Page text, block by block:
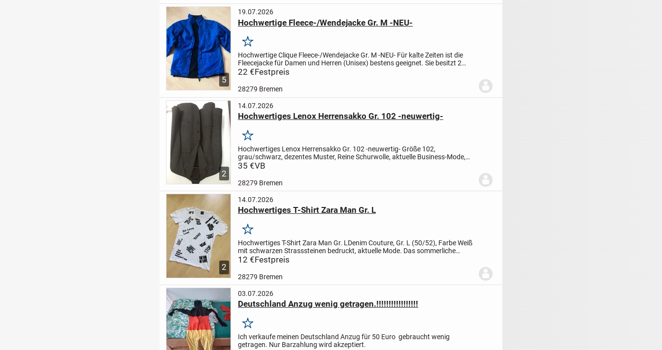
5
19.07.2026
Hochwertige Fleece-/Wendejacke Gr. M -NEU-
Merken
Hochwertige Clique Fleece-/Wendejacke Gr. M -NEU- Für kalte Zeiten ist die
Fleecejacke für Damen und Herren (Unisex) bestens geeignet. Sie besitzt 2
Außentaschen mit Klettverschlüssen und 2...
22 €Festpreis
28279 Bremen
2
14.07.2026
Hochwertiges Lenox Herrensakko Gr. 102 -neuwertig-
Merken
Hochwertiges Lenox Herrensakko Gr. 102 -neuwertig-Größe 102,
grau/schwarz, dezentes Muster, Reine Schurwolle, aktuelle Business-Mode,
mit diesem Design beginnst du deinen Tag selbstbewusst. Das...
35 €VB
28279 Bremen
2
14.07.2026
Hochwertiges T-Shirt Zara Man Gr. L
Merken
Hochwertiges T-Shirt Zara Man Gr. L Denim Couture, Gr. L (50/52), Farbe Weiß
mit schwarzen Strasssteinen bedruckt, aktuelle Mode. Das sommerliche
Kurzarm-Shirt für Damen/Männer ist aus hochwertigem...
12 €Festpreis
28279 Bremen
03.07.2026
Deutschland Anzug wenig getragen.!!!!!!!!!!!!!!!!!
Merken
Ich verkaufe meinen Deutschland Anzug für 50 Euro gebraucht wenig
getragen. Nur Barzahlung wird akzeptiert.